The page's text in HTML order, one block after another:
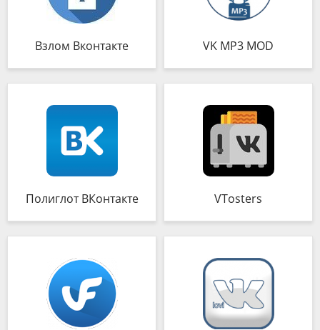
Взлом Вконтакте VK MP3 MOD
Полиглот ВКонтакте VTosters